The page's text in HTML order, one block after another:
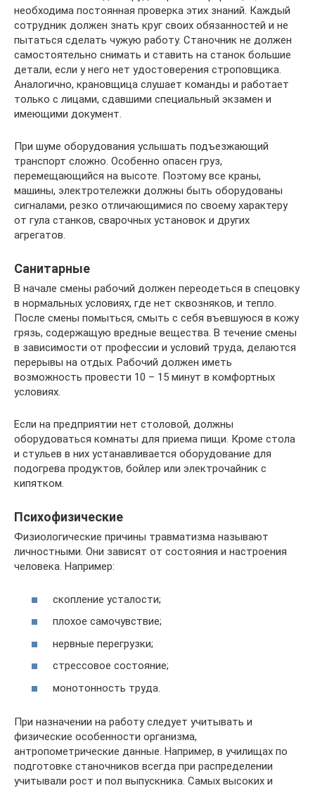
необходима постоянная проверка этих знаний. Каждый
сотрудник должен знать круг своих обязанностей и не
пытаться сделать чужую работу. Станочник не должен
самостоятельно снимать и ставить на станок большие
детали, если у него нет удостоверения строповщика.
Аналогично, крановщица слушает команды и работает
только с лицами, сдавшими специальный экзамен и
имеющими документ.
При шуме оборудования услышать подъезжающий
транспорт сложно. Особенно опасен груз,
перемещающийся на высоте. Поэтому все краны,
машины, электротележки должны быть оборудованы
сигналами, резко отличающимися по своему характеру
от гула станков, сварочных установок и других
агрегатов.
Санитарные
В начале смены рабочий должен переодеться в спецовку
в нормальных условиях, где нет сквозняков, и тепло.
После смены помыться, смыть с себя въевшуюся в кожу
грязь, содержащую вредные вещества. В течение смены
в зависимости от профессии и условий труда, делаются
перерывы на отдых. Рабочий должен иметь
возможность провести 10 – 15 минут в комфортных
условиях.
Если на предприятии нет столовой, должны
оборудоваться комнаты для приема пищи. Кроме стола
и стульев в них устанавливается оборудование для
подогрева продуктов, бойлер или электрочайник с
кипятком.
Психофизические
Физиологические причины травматизма называют
личностными. Они зависят от состояния и настроения
человека. Например:
скопление усталости;
плохое самочувствие;
нервные перегрузки;
стрессовое состояние;
монотонность труда.
При назначении на работу следует учитывать и
физические особенности организма,
антропометрические данные. Например, в училищах по
подготовке станочников всегда при распределении
учитывали рост и пол выпускника. Самых высоких и